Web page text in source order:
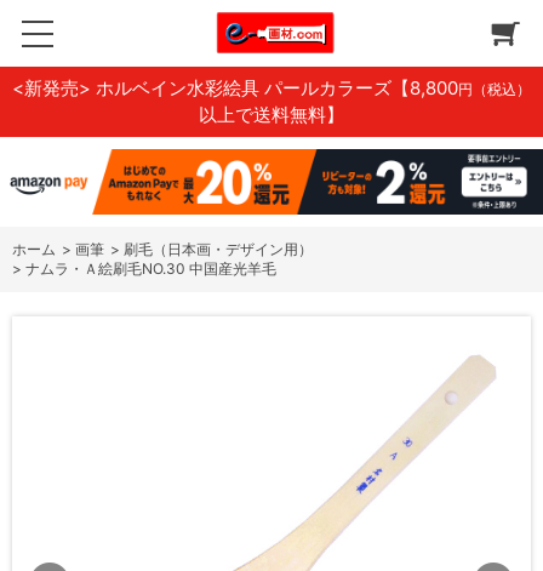
<新発売> ホルベイン水彩絵具 パールカラーズ 【8,800円（税込）
以上で送料無料】
ホーム > 画筆 > 刷毛（日本画・デザイン用）
> ナムラ・Ａ絵刷毛NO.30 中国産光羊毛